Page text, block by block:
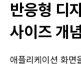
반응형 디
사이즈 개
애플리케이션 화면